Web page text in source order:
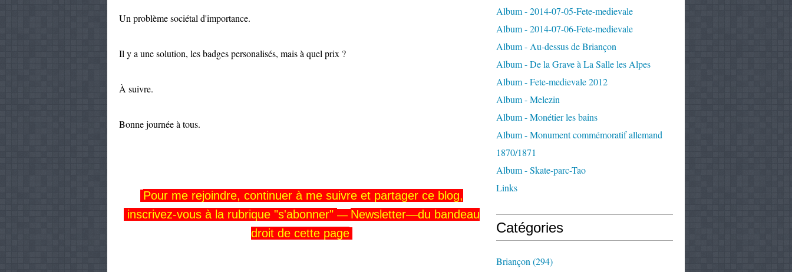
Un problème sociétal d'importance.
Il y a une solution, les badges personalisés, mais à quel prix ?
À suivre.
Bonne journée à tous.
Pour me rejoindre, continuer à me suivre et partager ce blog,
inscrivez-vous à la rubrique "s'abonner" — Newsletter—du bandeau
droit de cette page
Album - 2014-07-05-Fete-medievale
Album - 2014-07-06-Fete-medievale
Album - Au-dessus de Briançon
Album - De la Grave à La Salle les Alpes
Album - Fete-medievale 2012
Album - Melezin
Album - Monétier les bains
Album - Monument commémoratif allemand
1870/1871
Album - Skate-parc-Tao
Links
Catégories
Briançon (294)